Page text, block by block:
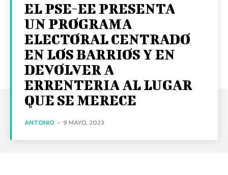
EL PSE-EE PRESENTA
UN PROGRAMA
ELECTORAL CENTRADO
EN LOS BARRIOS Y EN
DEVOLVER A
ERRENTERIA AL LUGAR
QUE SE MERECE
ANTONIO - 9 MAYO, 2023